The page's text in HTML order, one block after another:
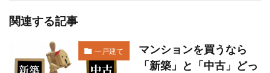
関連する記事
一戸建て
マンションを買うなら
「新築」と「中古」どっ